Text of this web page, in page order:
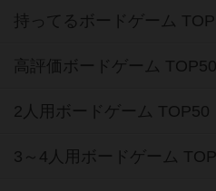
持ってるボードゲーム
高評価ボードゲーム TOP50
2人用ボードゲーム TOP50
3～4人用ボードゲーム